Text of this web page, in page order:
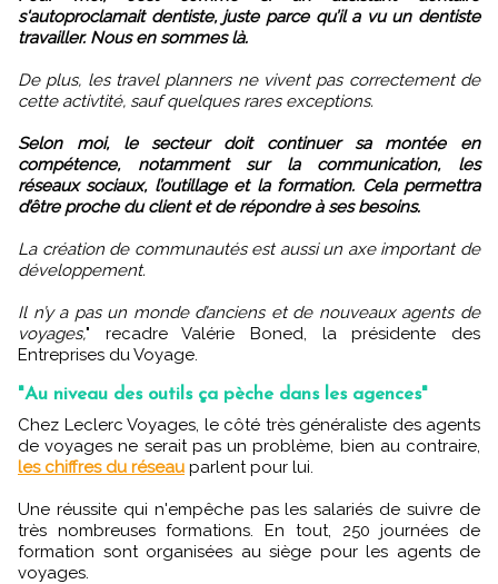
s'autoproclamait dentiste, juste parce qu’il a vu un dentiste
travailler. Nous en sommes là.
De plus, les travel planners ne vivent pas correctement de
cette activtité, sauf quelques rares exceptions.
Selon moi, le secteur doit continuer sa montée en
compétence, notamment sur la communication, les
réseaux sociaux, l’outillage et la formation. Cela permettra
d’être proche du client et de répondre à ses besoins.
La création de communautés est aussi un axe important de
développement.
Il n’y a pas un monde d’anciens et de nouveaux agents de
voyages," recadre Valérie Boned, la présidente des
Entreprises du Voyage.
"Au niveau des outils ça pèche dans les agences"
Chez Leclerc Voyages, le côté très généraliste des agents
de voyages ne serait pas un problème, bien au contraire,
les chiffres du réseau parlent pour lui.
Une réussite qui n'empêche pas les salariés de suivre de
très nombreuses formations. En tout, 250 journées de
formation sont organisées au siège pour les agents de
voyages.